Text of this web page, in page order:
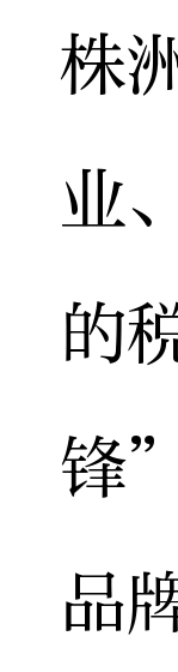
株
业
的
锋
品